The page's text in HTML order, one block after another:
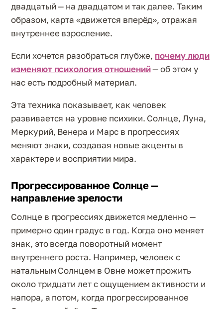
двадцатый — на двадцатом и так далее. Таким
образом, карта «движется вперёд», отражая
внутреннее взросление.
Если хочется разобраться глубже, почему люди
изменяют психология отношений— об этом у
нас есть подробный материал.
Эта техника показывает, как человек
развивается на уровне психики. Солнце, Луна,
Меркурий, Венера и Марс в прогрессиях
меняют знаки, создавая новые акценты в
характере и восприятии мира.
Прогрессированное Солнце —
направление зрелости
Солнце в прогрессиях движется медленно —
примерно один градус в год. Когда оно меняет
знак, это всегда поворотный момент
внутреннего роста. Например, человек с
натальным Солнцем в Овне может прожить
около тридцати лет с ощущением активности и
напора, а потом, когда прогрессированное